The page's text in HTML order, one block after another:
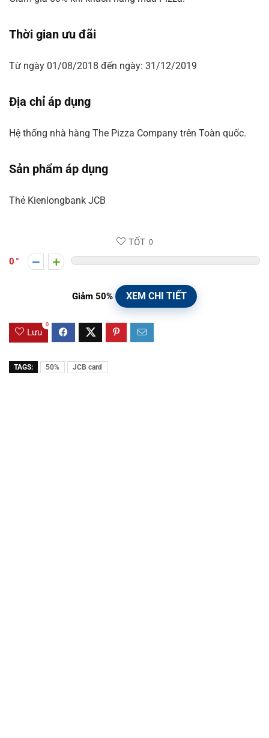
Thời gian ưu đãi
Từ ngày 01/08/2018 đến ngày: 31/12/2019
Địa chỉ áp dụng
Hệ thống nhà hàng The Pizza Company trên Toàn quốc.
Sản phẩm áp dụng
Thẻ Kienlongbank JCB
TỐT 0
0
Giảm 50% XEM CHI TIẾT
Lưu
0
TAGS: 50% JCB card